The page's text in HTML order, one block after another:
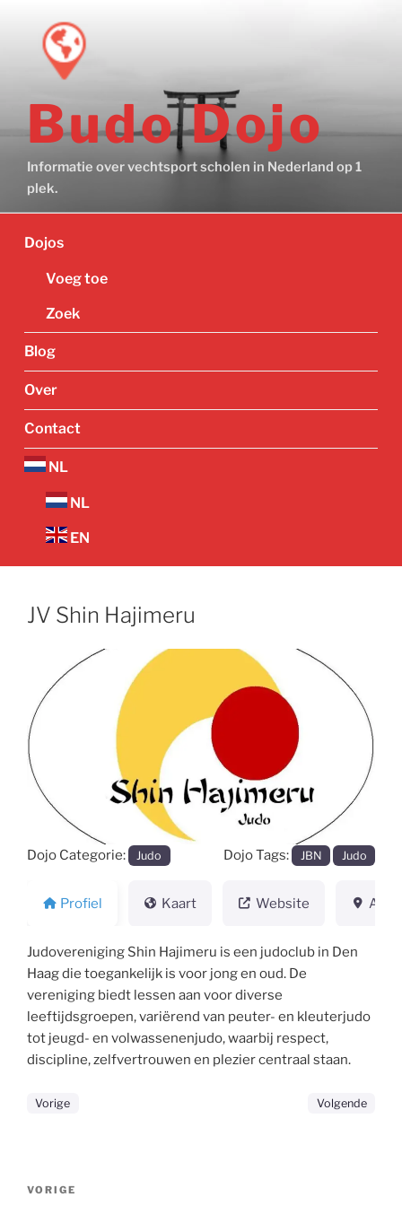
Budo Dojo
Informatie over vechtsport scholen in Nederland op 1
plek.
Dojos
Voeg toe
Zoek
Blog
Over
Contact
NL
NL
EN
JV Shin Hajimeru
Dojo Categorie: Judo Dojo Tags: JBN Judo
Profiel Kaart Website
Judovereniging Shin Hajimeru is een judoclub in Den
Haag die toegankelijk is voor jong en oud. De
vereniging biedt lessen aan voor diverse
leeftijdsgroepen, variërend van peuter- en kleuterjudo
tot jeugd- en volwassenenjudo, waarbij respect,
discipline, zelfvertrouwen en plezier centraal staan.
Vorige Volgende
Bericht
Vorig
VORIGE